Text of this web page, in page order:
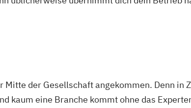
der Gesellschaft angekommen. Denn in
kaum eine Branche kommt ohne das